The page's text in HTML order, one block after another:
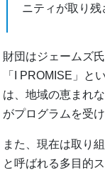
ニティが取り残
財団はジェームズ
「I PROMISE」と
は、地域の恵まれ
がプログラムを受け
また、現在は取り
と呼ばれる多目的